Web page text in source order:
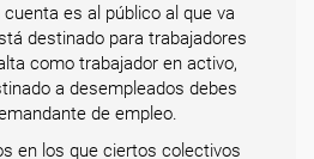
es al público al que va
destinado para trabajadores
como trabajador en activo,
a desempleados debes
de empleo.
en los que ciertos colectivos